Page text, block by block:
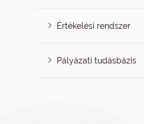
Értékelési rendszer
Pályázati tudásbázis